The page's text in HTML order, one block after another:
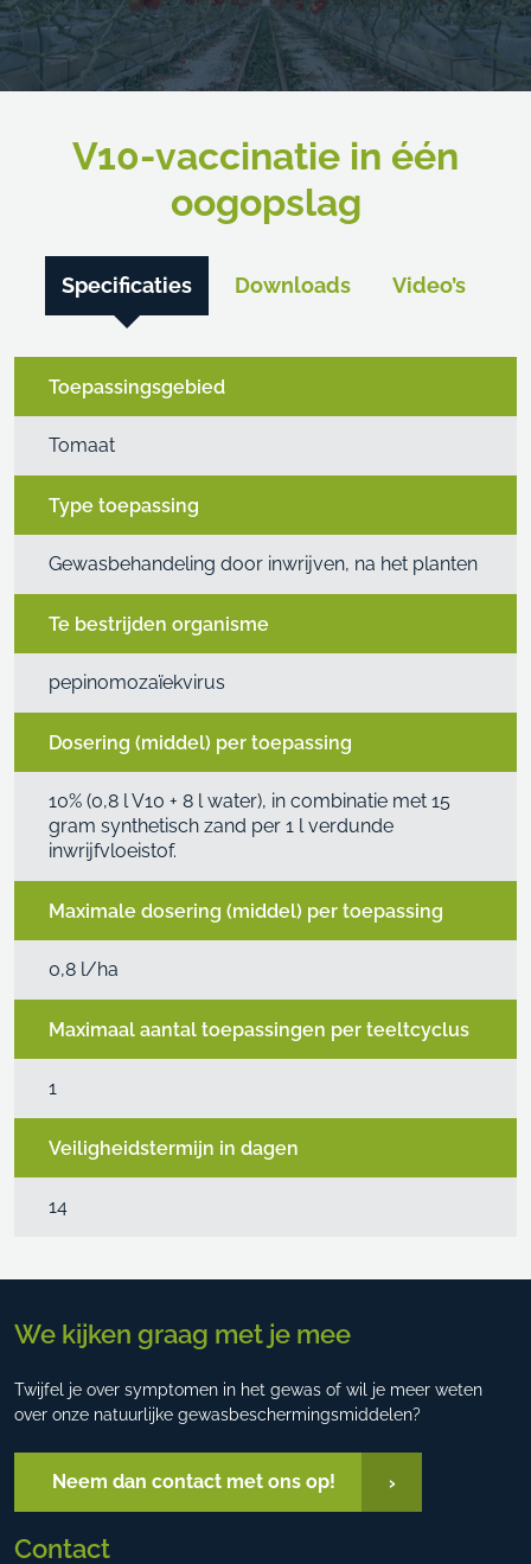
V10-vaccinatie in één
oogopslag
Specificaties Downloads Video’s
Toepassingsgebied
Tomaat
Type toepassing
Gewasbehandeling door inwrijven, na het planten
Te bestrijden organisme
pepinomozaïekvirus
Dosering (middel) per toepassing
10% (0,8 l V10 + 8 l water), in combinatie met 15
gram synthetisch zand per 1 l verdunde
inwrijfvloeistof.
Maximale dosering (middel) per toepassing
0,8 l/ha
Maximaal aantal toepassingen per teeltcyclus
1
Veiligheidstermijn in dagen
14
We kijken graag met je mee
Twijfel je over symptomen in het gewas of wil je meer weten
over onze natuurlijke gewasbeschermingsmiddelen?
Neem dan contact met ons op!
Contact